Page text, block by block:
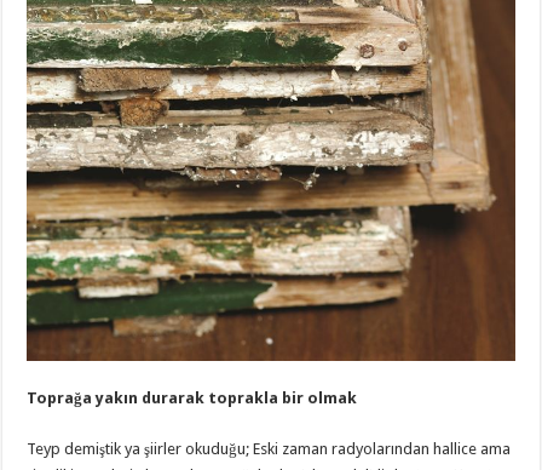
Toprağa yakın durarak toprakla bir olmak
Teyp demiştik ya şiirler okuduğu; Eski zaman radyolarından hallice ama